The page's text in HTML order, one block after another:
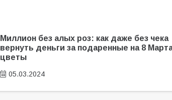
Миллион без алых роз: как даже без чека
вернуть деньги за подаренные на 8
цветы
05.03.2024